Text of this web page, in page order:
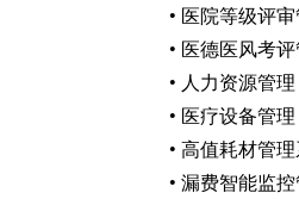
• 医院等级评
• 医德医风考
• 人力资源管
• 医疗设备管理
• 高值耗材管
• 漏费智能监